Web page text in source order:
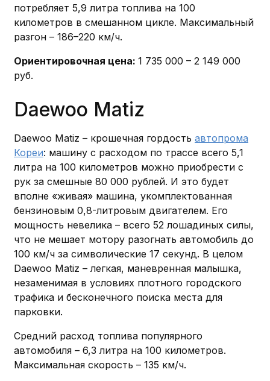
потребляет 5,9 литра топлива на 100
километров в смешанном цикле. Максимальный
разгон – 186–220 км/ч.
Ориентировочная цена: 1 735 000 – 2 149 000
руб.
Daewoo Matiz
Daewoo Matiz – крошечная гордость автопрома
Кореи: машину с расходом по трассе всего 5,1
литра на 100 километров можно приобрести с
рук за смешные 80 000 рублей. И это будет
вполне «живая» машина, укомплектованная
бензиновым 0,8-литровым двигателем. Его
мощность невелика – всего 52 лошадиных силы,
что не мешает мотору разогнать автомобиль до
100 км/ч за символические 17 секунд. В целом
Daewoo Matiz – легкая, маневренная малышка,
незаменимая в условиях плотного городского
трафика и бесконечного поиска места для
парковки.
Средний расход топлива популярного
автомобиля – 6,3 литра на 100 километров.
Максимальная скорость – 135 км/ч.